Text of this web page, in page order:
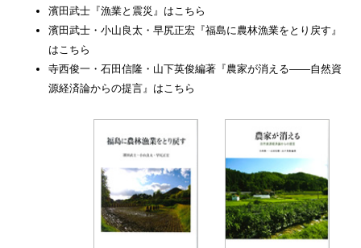
濱田武士『漁業と震災』はこちら
濱田武士・小山良太・早尻正宏『福島に農林漁業をとり戻す』
はこちら
寺西俊一・石田信隆・山下英俊編著『農家が消える――自然資
源経済論からの提言』はこちら